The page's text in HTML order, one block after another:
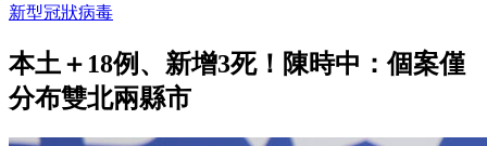
新型冠狀病毒
本土＋18例、新增3死！陳時中：個案僅
分布雙北兩縣市